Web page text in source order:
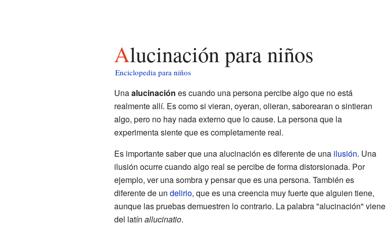
Alucinación para niños
Enciclopedia para niños
Unaalucinación es cuando una persona percibe algo que no está
realmente allí. Es como si vieran, oyeran, olieran, saborearan o sintieran
algo, pero no hay nada externo que lo cause. La persona que la
experimenta siente que es completamente real.
Es importante saber que una alucinación es diferente de una ilusión. Una
ilusión ocurre cuando algo real se percibe de forma distorsionada. Por
ejemplo, ver una sombra y pensar que es una persona. También es
diferente de un delirio, que es una creencia muy fuerte que alguien tiene,
aunque las pruebas demuestren lo contrario. La palabra "alucinación" viene
del latín allucinatio.